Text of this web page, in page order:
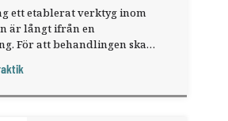
ett etablerat verktyg inom
är långt ifrån en
För att behandlingen ska
patienturval.